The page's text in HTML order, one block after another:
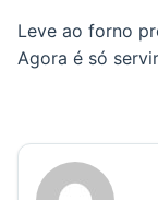
Leve ao forno
Agora é só